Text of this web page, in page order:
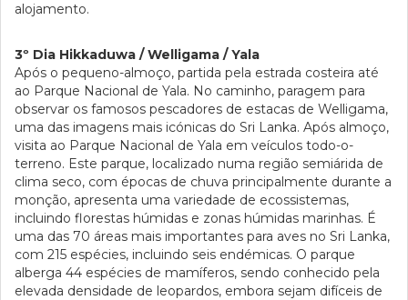
alojamento.
3º Dia Hikkaduwa / Welligama / Yala
Após o pequeno-almoço, partida pela estrada costeira até
ao Parque Nacional de Yala. No caminho, paragem para
observar os famosos pescadores de estacas de Welligama,
uma das imagens mais icónicas do Sri Lanka. Após almoço,
visita ao Parque Nacional de Yala em veículos todo-o-
terreno. Este parque, localizado numa região semiárida de
clima seco, com épocas de chuva principalmente durante a
monção, apresenta uma variedade de ecossistemas,
incluindo florestas húmidas e zonas húmidas marinhas. É
uma das 70 áreas mais importantes para aves no Sri Lanka,
com 215 espécies, incluindo seis endémicas. O parque
alberga 44 espécies de mamíferos, sendo conhecido pela
elevada densidade de leopardos, embora sejam difíceis de